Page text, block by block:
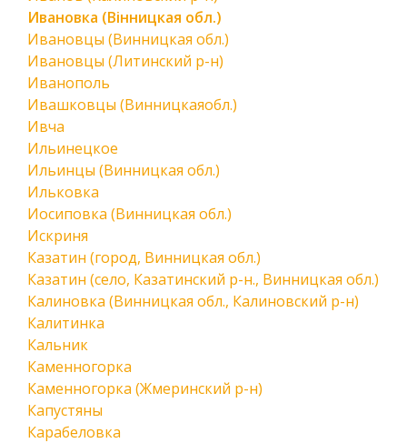
Ивановка (Вінницкая обл.)
Ивановцы (Винницкая обл.)
Ивановцы (Литинский р-н)
Иванополь
Ивашковцы (Винницкаяобл.)
Ивча
Ильинецкое
Ильинцы (Винницкая обл.)
Ильковка
Иосиповка (Винницкая обл.)
Искриня
Казатин (город, Винницкая обл.)
Казатин (село, Казатинский р-н., Винницкая обл.)
Калиновка (Винницкая обл., Калиновский р-н)
Калитинка
Кальник
Каменногорка
Каменногорка (Жмеринский р-н)
Капустяны
Карабеловка